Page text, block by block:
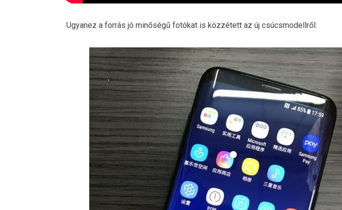
Ugyanez a forrás jó minőségű fotókat is közzétett az új csúcsmodellről: